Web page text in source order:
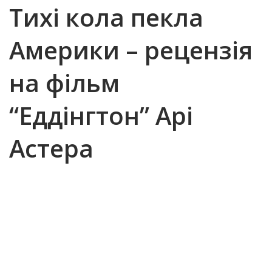
Тихі кола пекла
Америки – рецензія
на фільм
“Еддінгтон” Арі
Астера